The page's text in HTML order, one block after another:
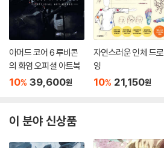
아머드 코어 6 루비콘
의 화염 오피셜 아트북
10% 39,600원
자연스러운 인체 드로
잉
10% 21,150원
이 분야 신상품